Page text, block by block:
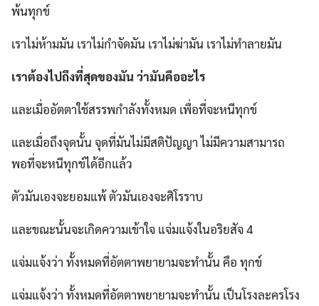
พ้นทุกข์
เราไม่ห้ามมัน เราไม่กำจัดมัน เราไม่ฆ่ามัน เราไม่ทำลายมัน
เราต้องไปถึงที่สุดของมัน ว่ามันคืออะไร
และเมื่ออัตตาใช้สรรพกำลังทั้งหมด เพื่อที่จะหนีทุกข์
และเมื่อถึงจุดนั้น จุดที่มันไม่มีสติปัญญา ไม่มีความสามารถ
พอที่จะหนีทุกข์ได้อีกแล้ว
ตัวมันเองจะยอมแพ้ ตัวมันเองจะศิโรราบ
และขณะนั้นจะเกิดความเข้าใจ แจ่มแจ้งในอริยสัจ 4
แจ่มแจ้งว่า ทั้งหมดที่อัตตาพยายามจะทำนั้น คือ ทุกข์
แจ่มแจ้งว่า ทั้งหมดที่อัตตาพยายามจะทำนั้น เป็นโรงละครโรง